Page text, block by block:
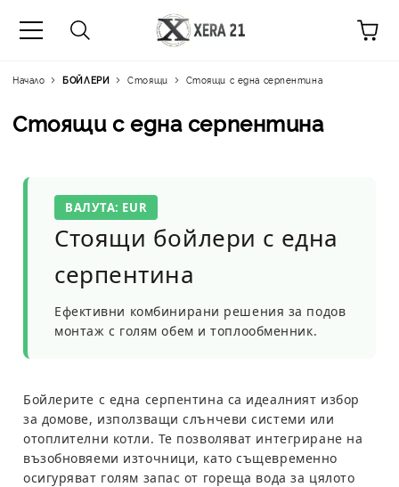
Начало БОЙЛЕРИ Стоящи Стоящи с една серпентина
Стоящи с една серпентина
ВАЛУТА: EUR
Стоящи бойлери с една
серпентина
Ефективни комбинирани решения за подов
монтаж с голям обем и топлообменник.
Бойлерите с една серпентина са идеалният избор
за домове, използващи слънчеви системи или
отоплителни котли. Те позволяват интегриране на
възобновяеми източници, като същевременно
осигуряват голям запас от гореща вода за цялото